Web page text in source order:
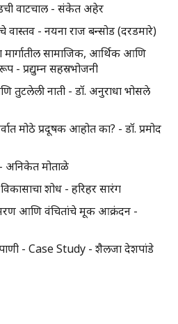
वाटचाल - संकेत अहेर
वास्तव - नयना राज बन्सोड (दरडमारे)
मार्गातील सामाजिक, आर्थिक आणि
- प्रद्युम्न सहस्रभोजनी
तुटलेली नाती - डॉ. अनुराधा भोसले
मोठे प्रदूषक आहोत का? - डॉ. प्रमोद
अनिकेत मोताळे
शोध - हरिहर सारंग
आणि वंचितांचे मूक आक्रंदन -
- Case Study - शैलजा देशपांडे